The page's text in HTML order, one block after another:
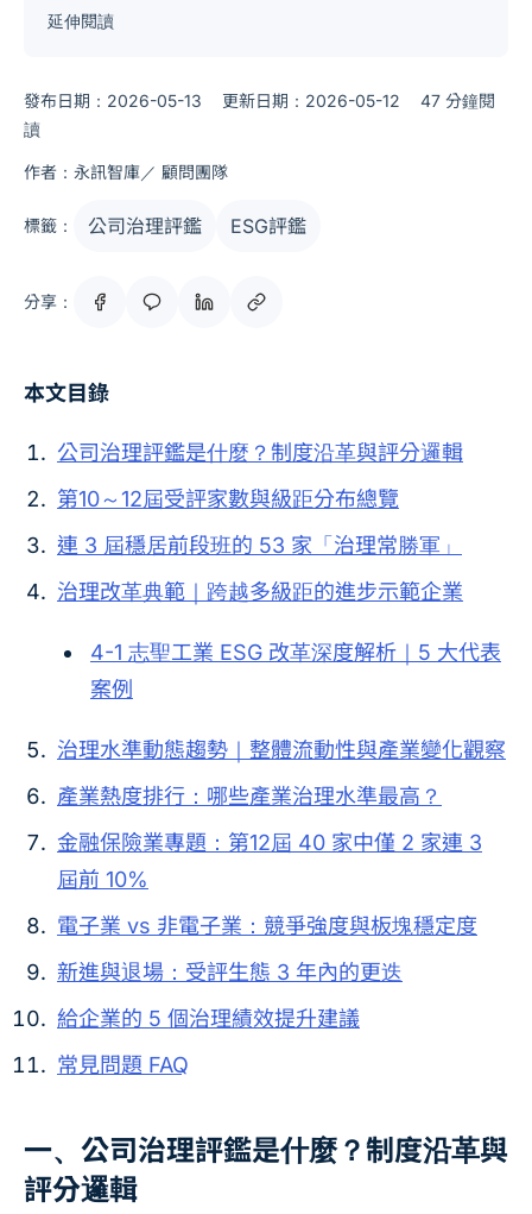
延伸閱讀
發布日期：2026-05-13 更新日期：2026-05-12
47 分鐘閱
讀
作者：永訊智庫／ 顧問團隊
標籤： 公司治理評鑑 ESG評鑑
分享：
本文目錄
公司治理評鑑是什麼？制度沿革與評分邏輯
第10～12屆受評家數與級距分布總覽
連 3 屆穩居前段班的 53 家「治理常勝軍」
治理改革典範｜跨越多級距的進步示範企業
4-1 志聖工業 ESG 改革深度解析｜5 大代表
案例
治理水準動態趨勢｜整體流動性與產業變化觀察
產業熱度排行：哪些產業治理水準最高？
金融保險業專題：第12屆 40 家中僅 2 家連 3
屆前 10%
電子業 vs 非電子業：競爭強度與板塊穩定度
新進與退場：受評生態 3 年內的更迭
給企業的 5 個治理績效提升建議
常見問題 FAQ
一、公司治理評鑑是什麼？制度沿革與
評分邏輯